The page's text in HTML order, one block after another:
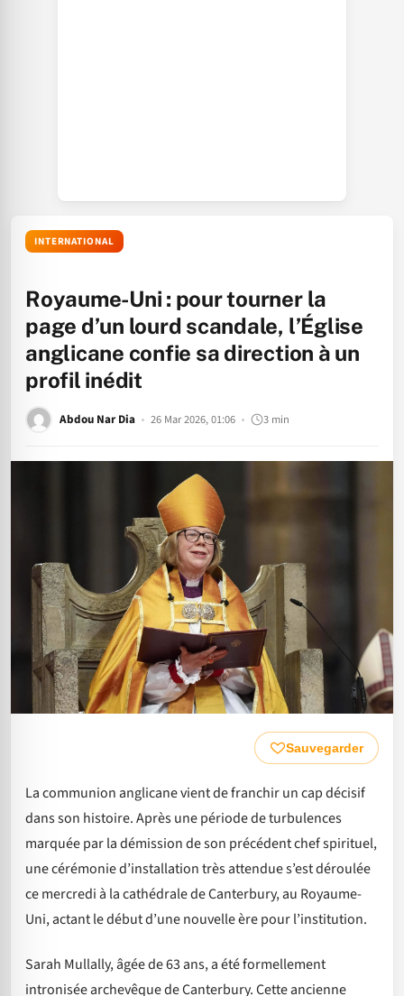
INTERNATIONAL
Royaume-Uni : pour tourner la
page d’un lourd scandale, l’Église
anglicane confie sa direction à un
profil inédit
Abdou Nar Dia 26 Mar 2026, 01:06 3 min
Sauvegarder
La communion anglicane vient de franchir un cap décisif
dans son histoire. Après une période de turbulences
marquée par la démission de son précédent chef spirituel,
une cérémonie d’installation très attendue s’est déroulée
ce mercredi à la cathédrale de Canterbury, au Royaume-
Uni, actant le début d’une nouvelle ère pour l’institution.
Sarah Mullally, âgée de 63 ans, a été formellement
intronisée archevêque de Canterbury. Cette ancienne